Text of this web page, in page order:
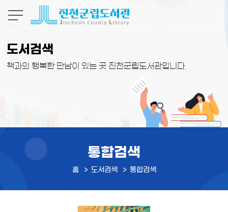
도서검색
책과의 행복한 만남이 있는 곳 진천군립도서관입니다.
통합검색
홈 도서검색 통합검색